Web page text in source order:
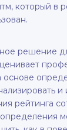
который в
решение
основе
и
рейтинга